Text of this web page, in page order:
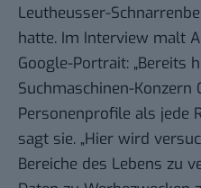
Leutheusser-
hatte. Im Interview malt
Google-Portrait: „Bereits
Suchmaschinen-Konzern
Personenprofile als jede
sagt sie. „Hier wird
Bereiche des Lebens zu